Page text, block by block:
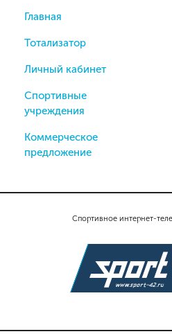
Спортивное интернет-
Главная
Тотализатор
Личный кабинет
Спортивные
учреждения
Коммерческое
предложение